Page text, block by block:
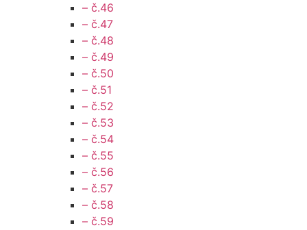
– č.46
– č.47
– č.48
– č.49
– č.50
– č.51
– č.52
– č.53
– č.54
– č.55
– č.56
– č.57
– č.58
– č.59